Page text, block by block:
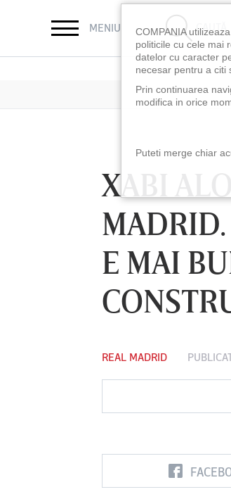
MENIU CAUTĂ
XABI
MADRID.
E MAI
REAL MADRID
LUNI 10 AUG, 18:30
FC Botoşani
Vs
Corvinul
COMPANIA
politicile cu cele mai
datelor cu caracter
necesar pentru a citi
Prin continuarea
modifica in orice
Puteti merge chiar